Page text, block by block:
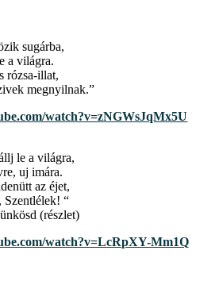
sugárba,
a világra.
rózsa-illat,
megnyilnak.”
watch?v=zNGWsJqMx5U
le a világra,
uj imára.
az éjet,
Szentlélek! “
(részlet)
watch?v=LcRpXY-Mm1Q